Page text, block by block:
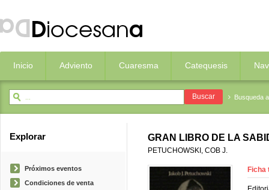
Inicio Adviento Cuaresma Catequesis
Busqueda
Explorar
Próximos eventos
Condiciones de venta
GRAN LIBRO DE LA
PETUCHOWSKI, COB J.
Ficha